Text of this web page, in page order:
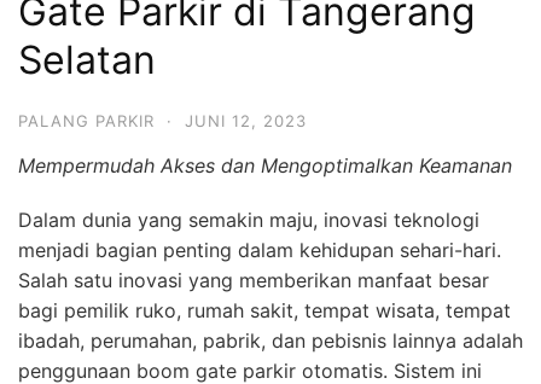
Gate Parkir di Tangerang
Selatan
PALANG PARKIR · JUNI 12, 2023
Mempermudah Akses dan Mengoptimalkan Keamanan
Dalam dunia yang semakin maju, inovasi teknologi
menjadi bagian penting dalam kehidupan sehari-hari.
Salah satu inovasi yang memberikan manfaat besar
bagi pemilik ruko, rumah sakit, tempat wisata, tempat
ibadah, perumahan, pabrik, dan pebisnis lainnya adalah
penggunaan boom gate parkir otomatis. Sistem ini